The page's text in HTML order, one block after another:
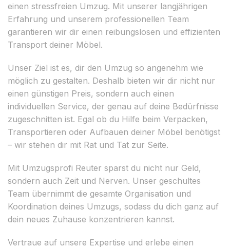
einen stressfreien Umzug. Mit unserer langjährigen
Erfahrung und unserem professionellen Team
garantieren wir dir einen reibungslosen und effizienten
Transport deiner Möbel.
Unser Ziel ist es, dir den Umzug so angenehm wie
möglich zu gestalten. Deshalb bieten wir dir nicht nur
einen günstigen Preis, sondern auch einen
individuellen Service, der genau auf deine Bedürfnisse
zugeschnitten ist. Egal ob du Hilfe beim Verpacken,
Transportieren oder Aufbauen deiner Möbel benötigst
– wir stehen dir mit Rat und Tat zur Seite.
Mit Umzugsprofi Reuter sparst du nicht nur Geld,
sondern auch Zeit und Nerven. Unser geschultes
Team übernimmt die gesamte Organisation und
Koordination deines Umzugs, sodass du dich ganz auf
dein neues Zuhause konzentrieren kannst.
Vertraue auf unsere Expertise und erlebe einen